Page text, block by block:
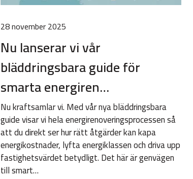
28 november 2025
Nu lanserar vi vår
bläddringsbara guide för
smarta energiren…
Nu kraftsamlar vi. Med vår nya bläddringsbara
guide visar vi hela energirenoveringsprocessen så
att du direkt ser hur rätt åtgärder kan kapa
energikostnader, lyfta energiklassen och driva upp
fastighetsvärdet betydligt. Det här är genvägen
till smart…